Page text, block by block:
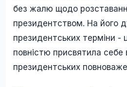
без жалю щодо
президентством. На його
президентських терміни -
повністю присвятила себе
президентських